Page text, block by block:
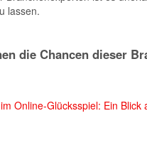
lassen.
die Chancen dieser
Online-Glücksspiel: Ein